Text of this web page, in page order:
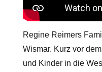
Regine Reimers
Wismar. Kurz vor
und Kinder in die